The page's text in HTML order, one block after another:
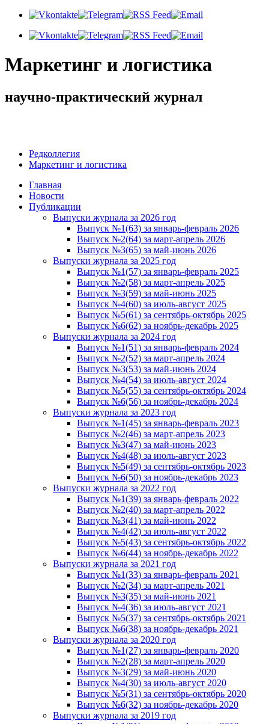
Маркетинг и логистика
научно-практический журнал
Редколлегия
Маркетинг и логистика
Главная
Новости
Публикации
Выпуски журнала за 2026 год
Выпуск №1(63) за январь-февраль 2026
Выпуск №2(64) за март-апрель 2026
Выпуск №3(65) за май-июнь 2026
Выпуски журнала за 2025 год
Выпуск №1(57) за январь-февраль 2025
Выпуск №2(58) за март-апрель 2025
Выпуск №3(59) за май-июнь 2025
Выпуск №4(60) за июль-август 2025
Выпуск №5(61) за сентябрь-октябрь 2025
Выпуск №6(62) за ноябрь-декабрь 2025
Выпуски журнала за 2024 год
Выпуск №1(51) за январь-февраль 2024
Выпуск №2(52) за март-апрель 2024
Выпуск №3(53) за май-июнь 2024
Выпуск №4(54) за июль-август 2024
Выпуск №5(55) за сентябрь-октябрь 2024
Выпуск №6(56) за ноябрь-декабрь 2024
Выпуски журнала за 2023 год
Выпуск №1(45) за январь-февраль 2023
Выпуск №2(46) за март-апрель 2023
Выпуск №3(47) за май-июнь 2023
Выпуск №4(48) за июль-август 2023
Выпуск №5(49) за сентябрь-октябрь 2023
Выпуск №6(50) за ноябрь-декабрь 2023
Выпуски журнала за 2022 год
Выпуск №1(39) за январь-февраль 2022
Выпуск №2(40) за март-апрель 2022
Выпуск №3(41) за май-июнь 2022
Выпуск №4(42) за июль-август 2022
Выпуск №5(43) за сентябрь-октябрь 2022
Выпуск №6(44) за ноябрь-декабрь 2022
Выпуски журнала за 2021 год
Выпуск №1(33) за январь-февраль 2021
Выпуск №2(34) за март-апрель 2021
Выпуск №3(35) за май-июнь 2021
Выпуск №4(36) за июль-август 2021
Выпуск №5(37) за сентябрь-октябрь 2021
Выпуск №6(38) за ноябрь-декабрь 2021
Выпуски журнала за 2020 год
Выпуск №1(27) за январь-февраль 2020
Выпуск №2(28) за март-апрель 2020
Выпуск №3(29) за май-июнь 2020
Выпуск №4(30) за июль-август 2020
Выпуск №5(31) за сентябрь-октябрь 2020
Выпуск №6(32) за ноябрь-декабрь 2020
Выпуски журнала за 2019 год